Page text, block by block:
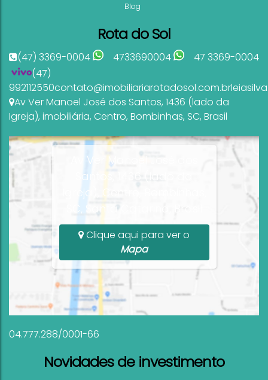
Blog
Rota do Sol
(47) 3369-0004 4733690004
47 3369-0004
(47)
992112550contato@imobiliariarotadosol.com.br
Av Ver Manoel José dos Santos, 1436 (lado da
Igreja), imobiliária, Centro, Bombinhas, SC, Brasil
Av Ver Manoel José dos
Santos, 1436 (lado da
Igreja), Centro, Bombinhas,
SC, Santa Catarina, Brasil
Clique aqui para ver o
Mapa
04.777.288/0001-66
Novidades de investimento